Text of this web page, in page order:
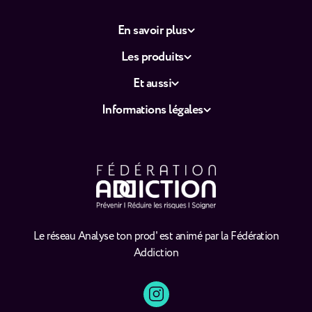
Le réseau Analyse ton prod' est animé par la Fédération
Addiction
En savoir plus
Les produits
Et aussi
Informations légales